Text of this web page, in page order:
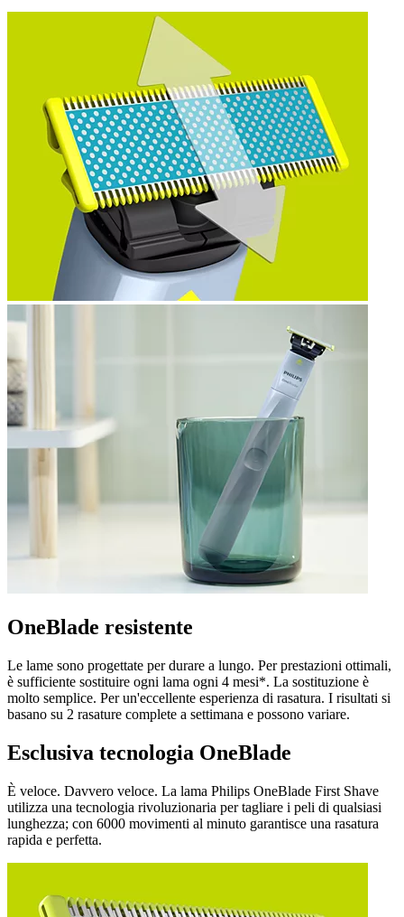
OneBlade resistente
Le lame sono progettate per durare a lungo. Per prestazioni ottimali,
è sufficiente sostituire ogni lama ogni 4 mesi*. La sostituzione è
molto semplice. Per un'eccellente esperienza di rasatura. I risultati si
basano su 2 rasature complete a settimana e possono variare.
Esclusiva tecnologia OneBlade
È veloce. Davvero veloce. La lama Philips OneBlade First Shave
utilizza una tecnologia rivoluzionaria per tagliare i peli di qualsiasi
lunghezza; con 6000 movimenti al minuto garantisce una rasatura
rapida e perfetta.